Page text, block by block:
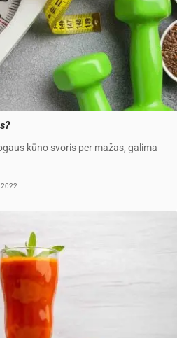
kūno svoris per mažas, galima
2022